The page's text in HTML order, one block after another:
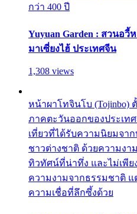
กว่า 400 ปี
Yuyuan Garden : สวนอ
มาเซี่ยงไฮ้ ประเทศจีน
1,308 views
หน้าผาโทจินโบ (Tojinbo)
ภาคตะวันออกของประเท
เที่ยวที่ได้รับความนิยมจา
ชาวต่างชาติ ด้วยความง
ทิวทัศน์ที่น่าทึ่ง และไม่เพีย
ความงามจากธรรมชาติ แ
ความเชื่อที่ลึกซึ้งด้วย